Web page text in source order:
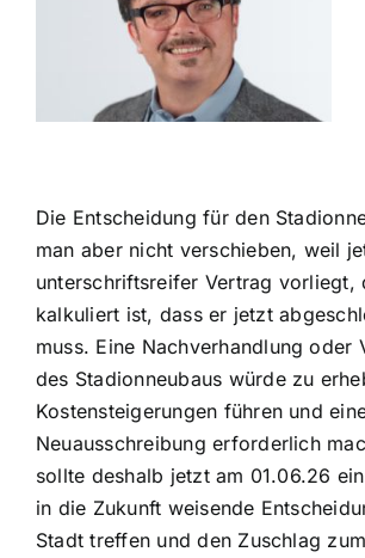
Die Entscheidung für den
man aber nicht verschieben, weil
unterschriftsreifer Vertrag vorliegt,
kalkuliert ist, dass er jetzt
muss. Eine Nachverhandlung oder
des Stadionneubaus würde zu
Kostensteigerungen führen und
Neuausschreibung erforderlich
sollte deshalb jetzt am 01.06.26
in die Zukunft weisende
Stadt treffen und den Zuschlag